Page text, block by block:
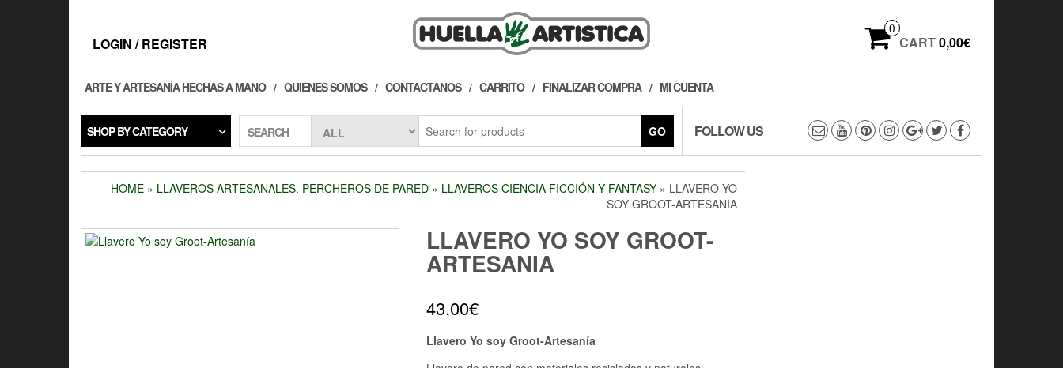
LOGIN / REGISTER
0
CART0,00€
ARTE Y ARTESANÍA HECHAS A MANO QUIENES SOMOS CONTACTANOS CARRITO FINALIZAR COMPRA MI CUENTA
SHOP BY CATEGORY SEARCH GO FOLLOW US
HOME » LLAVEROS ARTESANALES, PERCHEROS DE PARED » LLAVEROS CIENCIA FICCIÓN Y FANTASY » LLAVERO YO
SOY GROOT-ARTESANIA
LLAVERO YO SOY GROOT-
ARTESANIA
43,00€
Llavero Yo soy Groot-Artesanía